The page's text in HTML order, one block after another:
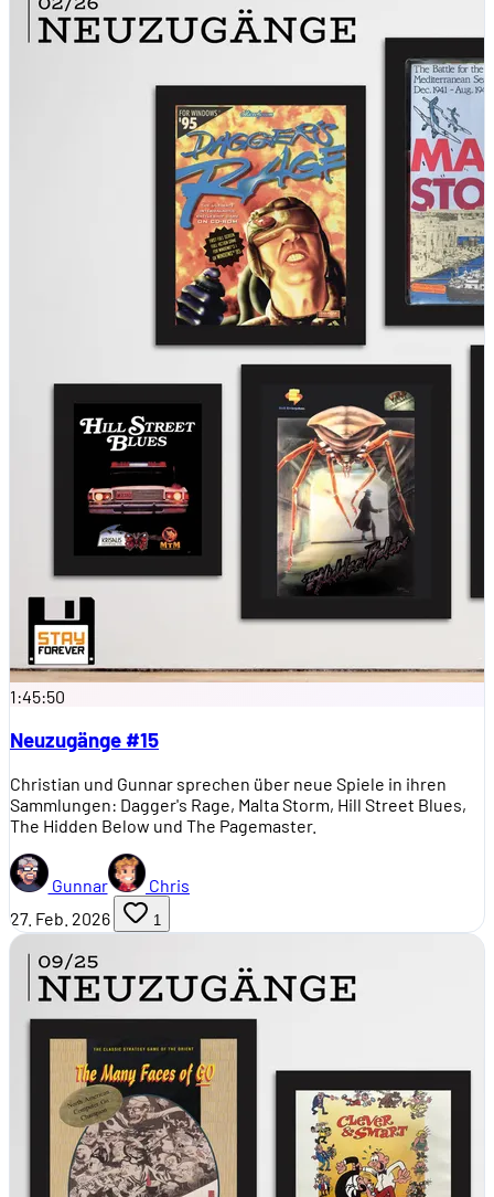
1:45:50
Neuzugänge #15
Christian und Gunnar sprechen über neue Spiele in ihren
Sammlungen: Dagger's Rage, Malta Storm, Hill Street Blues,
The Hidden Below und The Pagemaster.
Gunnar
Chris
27. Feb. 2026
1